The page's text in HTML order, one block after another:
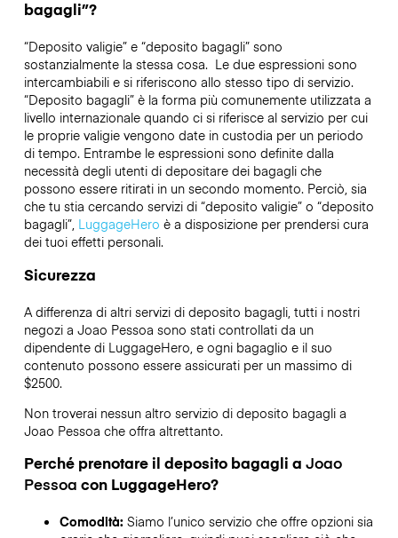
bagagli”?
“Deposito valigie” e “deposito bagagli” sono
sostanzialmente la stessa cosa. Le due espressioni sono
intercambiabili e si riferiscono allo stesso tipo di servizio.
“Deposito bagagli” è la forma più comunemente utilizzata a
livello internazionale quando ci si riferisce al servizio per cui
le proprie valigie vengono date in custodia per un periodo
di tempo. Entrambe le espressioni sono definite dalla
necessità degli utenti di depositare dei bagagli che
possono essere ritirati in un secondo momento. Perciò, sia
che tu stia cercando servizi di “deposito valigie” o “deposito
bagagli”,LuggageHero è a disposizione per prendersi cura
dei tuoi effetti personali.
Sicurezza
A differenza di altri servizi di deposito bagagli, tutti i nostri
negozi a Joao Pessoa sono stati controllati da un
dipendente di LuggageHero, e ogni bagaglio e il suo
contenuto possono essere assicurati per un massimo di
$2500.
Non troverai nessun altro servizio di deposito bagagli a
Joao Pessoa che offra altrettanto.
Perché prenotare il deposito bagagli a Joao
Pessoa con LuggageHero?
Comodità: Siamo l’unico servizio che offre opzioni sia